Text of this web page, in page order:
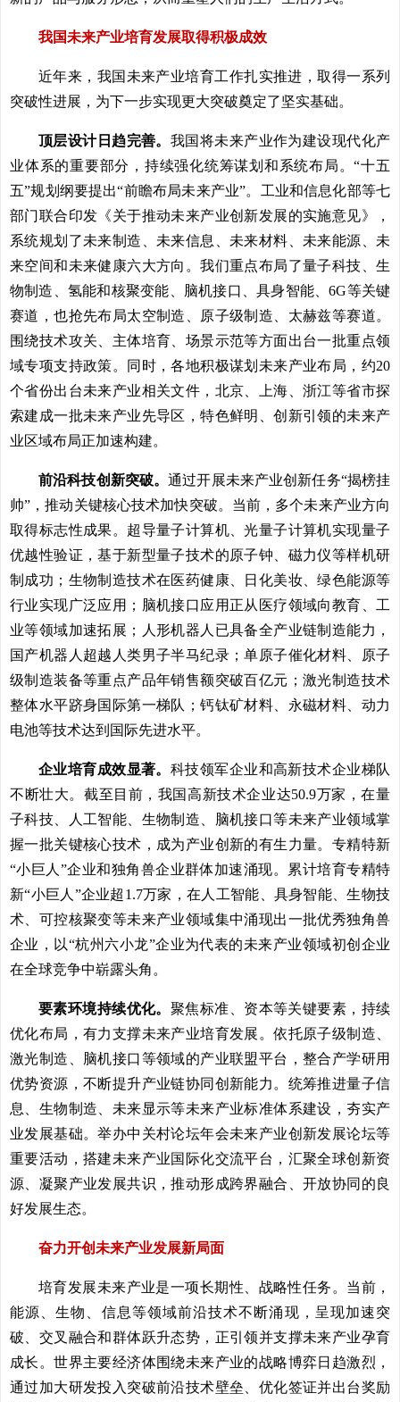
我国未来产业培育发展取得积极成效
近年来，我国未来产业培育工作扎实推进，取得一系列
突破性进展，为下一步实现更大突破奠定了坚实基础。
顶层设计日趋完善。 我国将未来产业作为建设现代化产
业体系的重要部分，持续强化统筹谋划和系统布局。“十五
五”规划纲要提出“前瞻布局未来产业”。工业和信息化部等七
部门联合印发《关于推动未来产业创新发展的实施意见》，
系统规划了未来制造、未来信息、未来材料、未来能源、未
来空间和未来健康六大方向。我们重点布局了量子科技、生
物制造、氢能和核聚变能、脑机接口、具身智能、6G等关键
赛道，也抢先布局太空制造、原子级制造、太赫兹等赛道。
围绕技术攻关、主体培育、场景示范等方面出台一批重点领
域专项支持政策。同时，各地积极谋划未来产业布局，约20
个省份出台未来产业相关文件，北京、上海、浙江等省市探
索建成一批未来产业先导区，特色鲜明、创新引领的未来产
业区域布局正加速构建。
前沿科技创新突破。通过开展未来产业创新任务“揭榜挂
帅”，推动关键核心技术加快突破。当前，多个未来产业方向
取得标志性成果。超导量子计算机、光量子计算机实现量子
优越性验证，基于新型量子技术的原子钟、磁力仪等样机研
制成功；生物制造技术在医药健康、日化美妆、绿色能源等
行业实现广泛应用；脑机接口应用正从医疗领域向教育、工
业等领域加速拓展；人形机器人已具备全产业链制造能力，
国产机器人超越人类男子半马纪录；单原子催化材料、原子
级制造装备等重点产品年销售额突破百亿元；激光制造技术
整体水平跻身国际第一梯队；钙钛矿材料、永磁材料、动力
电池等技术达到国际先进水平。
企业培育成效显著。 科技领军企业和高新技术企业梯队
不断壮大。截至目前，我国高新技术企业达50.9万家，在量
子科技、人工智能、生物制造、脑机接口等未来产业领域掌
握一批关键核心技术，成为产业创新的有生力量。专精特新
“小巨人”企业和独角兽企业群体加速涌现。累计培育专精特
新“小巨人”企业超1.7万家，在人工智能、具身智能、生物技
术、可控核聚变等未来产业领域集中涌现出一批优秀独角兽
企业，以“杭州六小龙”企业为代表的未来产业领域初创企业
在全球竞争中崭露头角。
要素环境持续优化。 聚焦标准、资本等关键要素，持续
优化布局，有力支撑未来产业培育发展。依托原子级制造、
激光制造、脑机接口等领域的产业联盟平台，整合产学研用
优势资源，不断提升产业链协同创新能力。统筹推进量子信
息、生物制造、未来显示等未来产业标准体系建设，夯实产
业发展基础。举办中关村论坛年会未来产业创新发展论坛等
重要活动，搭建未来产业国际化交流平台，汇聚全球创新资
源、凝聚产业发展共识，推动形成跨界融合、开放协同的良
好发展生态。
奋力开创未来产业发展新局面
培育发展未来产业是一项长期性、战略性任务。当前，
能源、生物、信息等领域前沿技术不断涌现，呈现加速突
破、交叉融合和群体跃升态势，正引领并支撑未来产业孕育
成长。世界主要经济体围绕未来产业的战略博弈日趋激烈，
通过加大研发投入突破前沿技术壁垒、优化签证并出台奖励